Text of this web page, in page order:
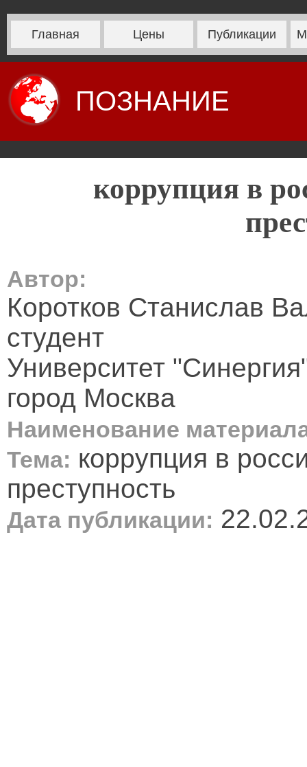
Главная Цены Публикации
ПОЗНАНИЕ
коррупция в
Автор:
Коротков Станислав
студент
Университет
город Москва
Наименование
Тема: коррупция в
преступность
Дата публикации: